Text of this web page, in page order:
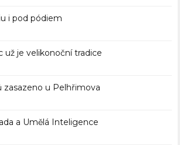
i pod pódiem
už je velikonoční tradice
zasazeno u Pelhřimova
a Umělá Inteligence